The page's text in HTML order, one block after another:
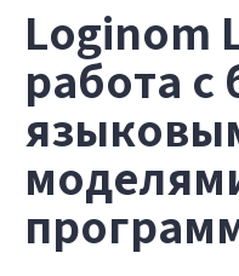
Loginom
работа